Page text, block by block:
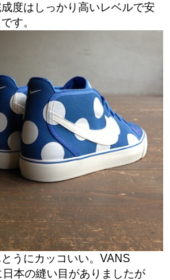
度はしっかり高いレベルで安
す。
うにカッコいい。VANS
本の縫い目がありましたが